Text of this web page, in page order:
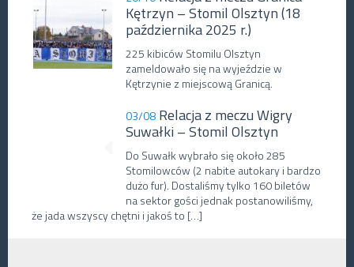
Kętrzyn – Stomil Olsztyn (18
października 2025 r.)
225 kibiców Stomilu Olsztyn
zameldowało się na wyjeździe w
Kętrzynie z miejscową Granicą.
03/08 Relacja z meczu Wigry
Suwałki – Stomil Olsztyn
Do Suwałk wybrało się około 285
Stomilowców (2 nabite autokary i bardzo
dużo fur). Dostaliśmy tylko 160 biletów
na sektor gości jednak postanowiliśmy,
że jada wszyscy chętni i jakoś to […]